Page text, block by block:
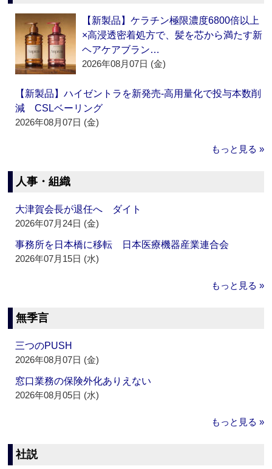
【新製品】ケラチン極限濃度6800倍以上
×高浸透密着処方で、髪を芯から満たす新
ヘアケアブラン…
2026年08月07日 (金)
【新製品】ハイゼントラを新発売‐高用量化で投与本数削
減 CSLベーリング
2026年08月07日 (金)
もっと見る »
人事・組織
大津賀会長が退任へ ダイト
2026年07月24日 (金)
事務所を日本橋に移転 日本医療機器産業連合会
2026年07月15日 (水)
もっと見る »
無季言
三つのPUSH
2026年08月07日 (金)
窓口業務の保険外化ありえない
2026年08月05日 (水)
もっと見る »
社説